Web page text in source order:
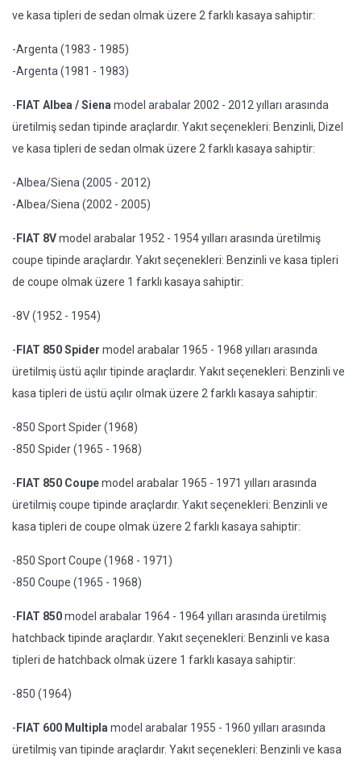
ve kasa tipleri de sedan olmak üzere 2 farklı kasaya sahiptir:
-Argenta (1983 - 1985)
-Argenta (1981 - 1983)
- FIAT Albea / Siena model arabalar 2002 - 2012 yılları arasında
üretilmiş sedan tipinde araçlardır. Yakıt seçenekleri: Benzinli, Dizel
ve kasa tipleri de sedan olmak üzere 2 farklı kasaya sahiptir:
-Albea/Siena (2005 - 2012)
-Albea/Siena (2002 - 2005)
- FIAT 8Vmodel arabalar 1952 - 1954 yılları arasında üretilmiş
coupe tipinde araçlardır. Yakıt seçenekleri: Benzinli ve kasa tipleri
de coupe olmak üzere 1 farklı kasaya sahiptir:
-8V (1952 - 1954)
- FIAT 850 Spider model arabalar 1965 - 1968 yılları arasında
üretilmiş üstü açılır tipinde araçlardır. Yakıt seçenekleri: Benzinli ve
kasa tipleri de üstü açılır olmak üzere 2 farklı kasaya sahiptir:
-850 Sport Spider (1968)
-850 Spider (1965 - 1968)
- FIAT 850 Coupemodel arabalar 1965 - 1971 yılları arasında
üretilmiş coupe tipinde araçlardır. Yakıt seçenekleri: Benzinli ve
kasa tipleri de coupe olmak üzere 2 farklı kasaya sahiptir:
-850 Sport Coupe (1968 - 1971)
-850 Coupe (1965 - 1968)
- FIAT 850model arabalar 1964 - 1964 yılları arasında üretilmiş
hatchback tipinde araçlardır. Yakıt seçenekleri: Benzinli ve kasa
tipleri de hatchback olmak üzere 1 farklı kasaya sahiptir:
-850 (1964)
- FIAT 600 Multipla model arabalar 1955 - 1960 yılları arasında
üretilmiş van tipinde araçlardır. Yakıt seçenekleri: Benzinli ve kasa